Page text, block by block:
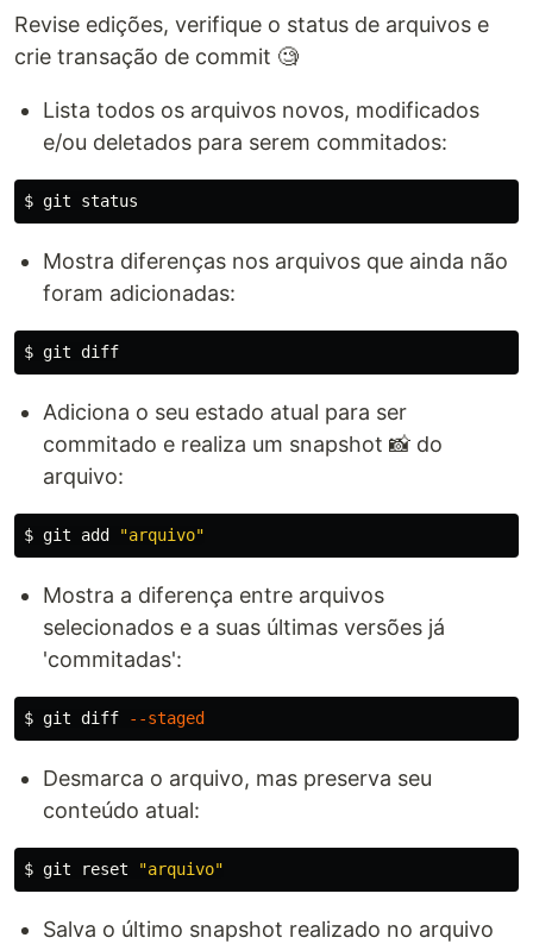
Revise edições, verifique o status de arquivos e
crie transação de commit 🧐
Lista todos os arquivos novos, modificados
e/ou deletados para serem commitados:
$
Mostra diferenças nos arquivos que ainda não
foram adicionadas:
$
Adiciona o seu estado atual para ser
commitado e realiza um snapshot 📸 do
arquivo:
$ git add "arquivo"
Mostra a diferença entre arquivos
selecionados e a suas últimas versões já
'commitadas':
$ git diff --staged
Desmarca o arquivo, mas preserva seu
conteúdo atual:
$ git reset "arquivo"
Salva o último snapshot realizado no arquivo